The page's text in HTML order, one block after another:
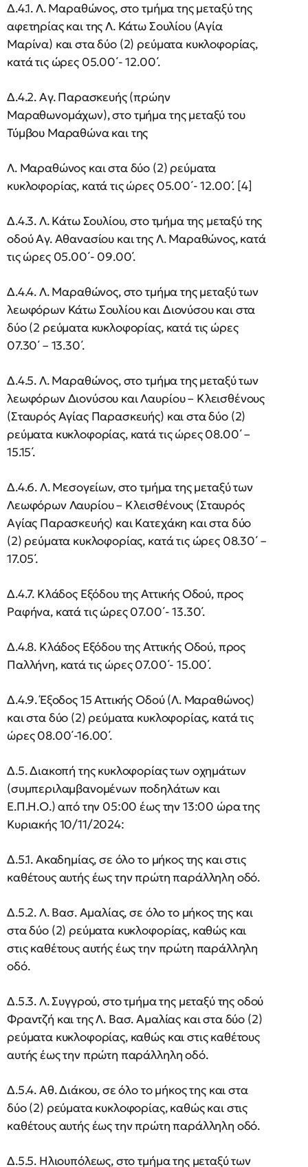
Δ.4.1. Λ. Μαραθώνος, στο τμήμα της μεταξύ της
αφετηρίας και της Λ. Κάτω Σουλίου (Αγία
Μαρίνα) και στα δύο (2) ρεύματα κυκλοφορίας,
κατά τις ώρες 05.00΄- 12.00΄.
Δ.4.2. Αγ. Παρασκευής (πρώην
Μαραθωνομάχων), στο τμήμα της μεταξύ του
Τύμβου Μαραθώνα και της
Λ. Μαραθώνος και στα δύο (2) ρεύματα
κυκλοφορίας, κατά τις ώρες 05.00΄- 12.00΄. [4]
Δ.4.3. Λ. Κάτω Σουλίου, στο τμήμα της μεταξύ της
οδού Αγ. Αθανασίου και της Λ. Μαραθώνος, κατά
τις ώρες 05.00΄- 09.00΄.
Δ.4.4. Λ. Μαραθώνος, στο τμήμα της μεταξύ των
λεωφόρων Κάτω Σουλίου και Διονύσου και στα
δύο (2 ρεύματα κυκλοφορίας, κατά τις ώρες
07.30΄ – 13.30΄.
Δ.4.5. Λ. Μαραθώνος, στο τμήμα της μεταξύ των
λεωφόρων Διονύσου και Λαυρίου – Κλεισθένους
(Σταυρός Αγίας Παρασκευής) και στα δύο (2)
ρεύματα κυκλοφορίας, κατά τις ώρες 08.00΄ –
15.15΄.
Δ.4.6. Λ. Μεσογείων, στο τμήμα της μεταξύ των
Λεωφόρων Λαυρίου – Κλεισθένους (Σταυρός
Αγίας Παρασκευής) και Κατεχάκη και στα δύο
(2) ρεύματα κυκλοφορίας, κατά τις ώρες 08.30΄ –
17.05΄.
Δ.4.7. Κλάδος Εξόδου της Αττικής Οδού, προς
Ραφήνα, κατά τις ώρες 07.00΄- 13.30΄.
Δ.4.8. Κλάδος Εξόδου της Αττικής Οδού, προς
Παλλήνη, κατά τις ώρες 07.00΄- 15.00΄.
Δ.4.9. Έξοδος 15 Αττικής Οδού (Λ. Μαραθώνος)
και στα δύο (2) ρεύματα κυκλοφορίας, κατά τις
ώρες 08.00΄-16.00΄.
Δ.5. Διακοπή της κυκλοφορίας των οχημάτων
(συμπεριλαμβανομένων ποδηλάτων και
Ε.Π.Η.Ο.) από την 05:00 έως την 13:00 ώρα της
Κυριακής 10/11/2024:
Δ.5.1. Ακαδημίας, σε όλο το μήκος της και στις
καθέτους αυτής έως την πρώτη παράλληλη οδό.
Δ.5.2. Λ. Βασ. Αμαλίας, σε όλο το μήκος της και
στα δύο (2) ρεύματα κυκλοφορίας, καθώς και
στις καθέτους αυτής έως την πρώτη παράλληλη
οδό.
Δ.5.3. Λ. Συγγρού, στο τμήμα της μεταξύ της οδού
Φραντζή και της Λ. Βασ. Αμαλίας και στα δύο (2)
ρεύματα κυκλοφορίας, καθώς και στις καθέτους
αυτής έως την πρώτη παράλληλη οδό.
Δ.5.4. Αθ. Διάκου, σε όλο το μήκος της και στα
δύο (2) ρεύματα κυκλοφορίας, καθώς και στις
καθέτους αυτής έως την πρώτη παράλληλη οδό.
Δ.5.5. Ηλιουπόλεως, στο τμήμα της μεταξύ των